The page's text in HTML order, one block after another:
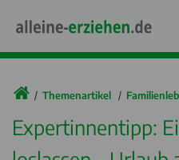
Themenartikel
Expertinnentipp: